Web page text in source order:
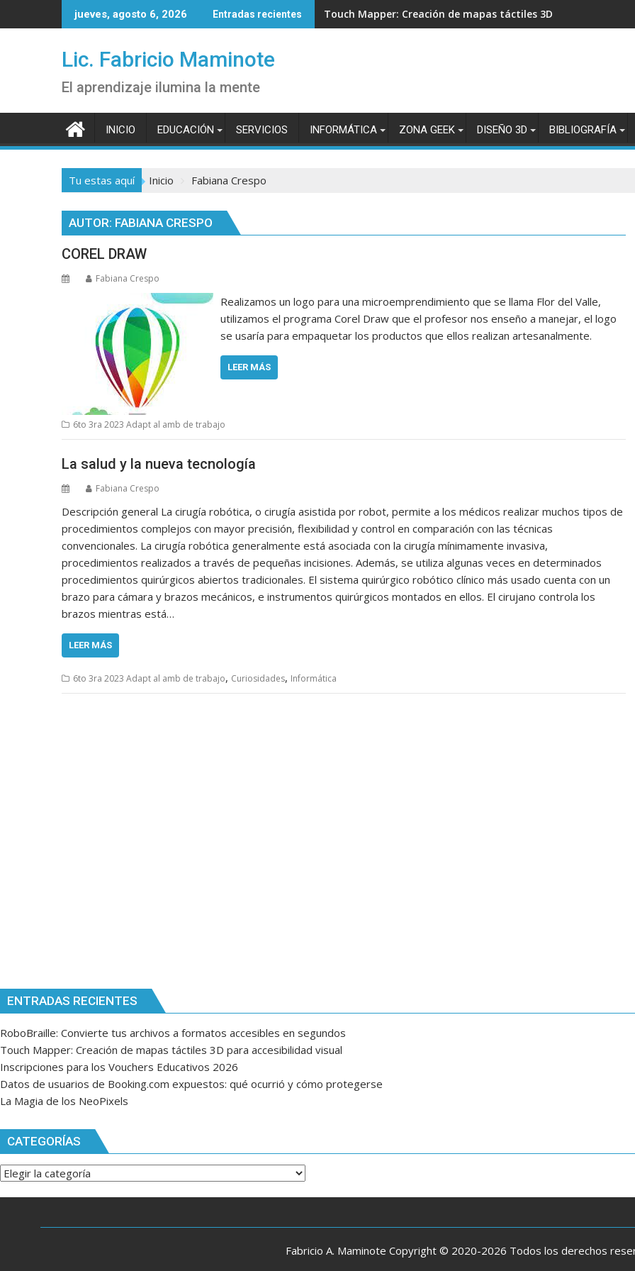
al
jueves, agosto 6, 2026 Entradas recientes Touch Mapper: Creación de mapas táctiles 3D para
Lic. Fabricio Maminote
El aprendizaje ilumina la mente
INICIO EDUCACIÓN SERVICIOS INFORMÁTICA ZONA GEEK DISEÑO 3D BIBLIOGRAFÍA
Tu estas aquí Inicio Fabiana Crespo
AUTOR: FABIANA CRESPO
COREL DRAW
Fabiana Crespo
Realizamos un logo para una microemprendimiento que se llama Flor del Valle,
utilizamos el programa Corel Draw que el profesor nos enseño a manejar, el logo
se usaría para empaquetar los productos que ellos realizan artesanalmente.
LEER MÁS
6to 3ra 2023 Adapt al amb de trabajo
La salud y la nueva tecnología
Fabiana Crespo
Descripción general La cirugía robótica, o cirugía asistida por robot, permite a los médicos realizar muchos tipos de
procedimientos complejos con mayor precisión, flexibilidad y control en comparación con las técnicas
convencionales. La cirugía robótica generalmente está asociada con la cirugía mínimamente invasiva,
procedimientos realizados a través de pequeñas incisiones. Además, se utiliza algunas veces en determinados
procedimientos quirúrgicos abiertos tradicionales. El sistema quirúrgico robótico clínico más usado cuenta con un
brazo para cámara y brazos mecánicos, e instrumentos quirúrgicos montados en ellos. El cirujano controla los
brazos mientras está…
LEER MÁS
6to 3ra 2023 Adapt al amb de trabajo, Curiosidades, Informática
ENTRADAS RECIENTES
RoboBraille: Convierte tus archivos a formatos accesibles en segundos
Touch Mapper: Creación de mapas táctiles 3D para accesibilidad visual
Inscripciones para los Vouchers Educativos 2026
Datos de usuarios de Booking.com expuestos: qué ocurrió y cómo protegerse
La Magia de los NeoPixels
CATEGORÍAS
Categorías
Fabricio A. Maminote Copyright © 2020-2026 Todos los derechos